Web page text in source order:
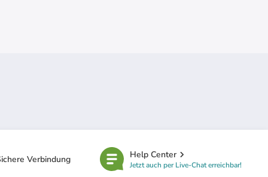
Verbindung Help Center
Jetzt auch per Live-Chat erreichbar!